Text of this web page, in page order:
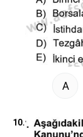
A
10.